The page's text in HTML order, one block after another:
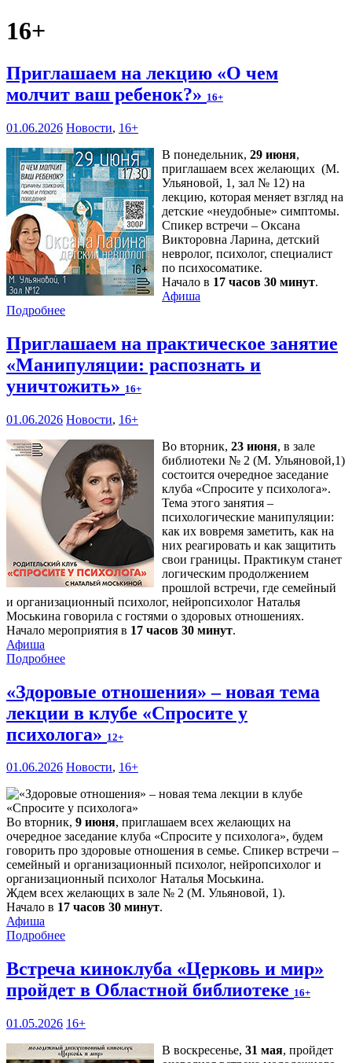
16+
Приглашаем на лекцию «О чем
молчит ваш ребенок?» 16+
01.06.2026 Новости, 16+
В понедельник, 29 июня,
приглашаем всех желающих (М.
Ульяновой, 1, зал № 12) на
лекцию, которая меняет взгляд на
детские «неудобные» симптомы.
Спикер встречи – Оксана
Викторовна Ларина, детский
невролог, психолог, специалист
по психосоматике.
Начало в 17 часов 30 минут.
Афиша
Подробнее
Приглашаем на практическое занятие
«Манипуляции: распознать и
уничтожить» 16+
01.06.2026 Новости, 16+
Во вторник, 23 июня, в зале
библиотеки № 2 (М. Ульяновой,1)
состоится очередное заседание
клуба «Спросите у психолога».
Тема этого занятия –
психологические манипуляции:
как их вовремя заметить, как на
них реагировать и как защитить
свои границы. Практикум станет
логическим продолжением
прошлой встречи, где семейный
и организационный психолог, нейропсихолог Наталья
Моськина говорила с гостями о здоровых отношениях.
Начало мероприятия в 17 часов 30 минут.
Афиша
Подробнее
«Здоровые отношения» – новая тема
лекции в клубе «Спросите у
психолога» 12+
01.06.2026 Новости, 16+
Во вторник, 9 июня, приглашаем всех желающих на
очередное заседание клуба «Спросите у психолога», будем
говорить про здоровые отношения в семье. Спикер встречи –
семейный и организационный психолог, нейропсихолог и
организационный психолог Наталья Моськина.
Ждем всех желающих в зале № 2 (М. Ульяновой, 1).
Начало в 17 часов 30 минут.
Афиша
Подробнее
Встреча киноклуба «Церковь и мир»
пройдет в Областной библиотеке 16+
01.05.2026 16+
В воскресенье, 31 мая, пройдет